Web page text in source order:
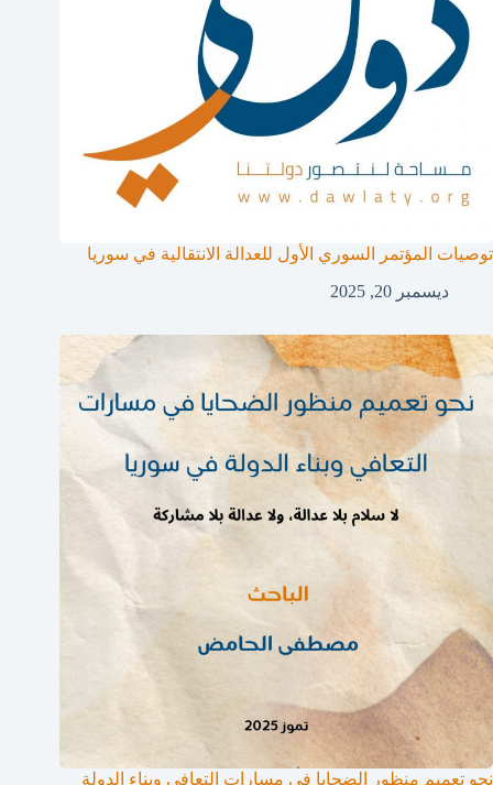
توصيات المؤتمر السوري الأول للعدالة الانتقالية في سوريا
ديسمبر 20, 2025
نحو تعميم منظور الضحايا في مسارات التعافي وبناء الدولة